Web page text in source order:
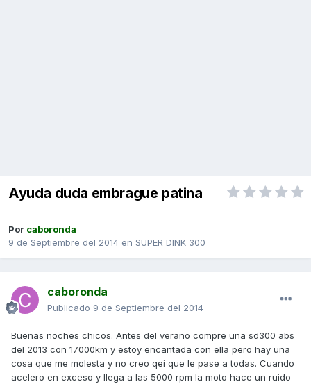
Ayuda duda embrague patina
Por caboronda
9 de Septiembre del 2014 en SUPER DINK 300
caboronda
Publicado 9 de Septiembre del 2014
Buenas noches chicos. Antes del verano compre una sd300 abs
del 2013 con 17000km y estoy encantada con ella pero hay una
cosa que me molesta y no creo qei que le pase a todas. Cuando
acelero en exceso y llega a las 5000 rpm la moto hace un ruido